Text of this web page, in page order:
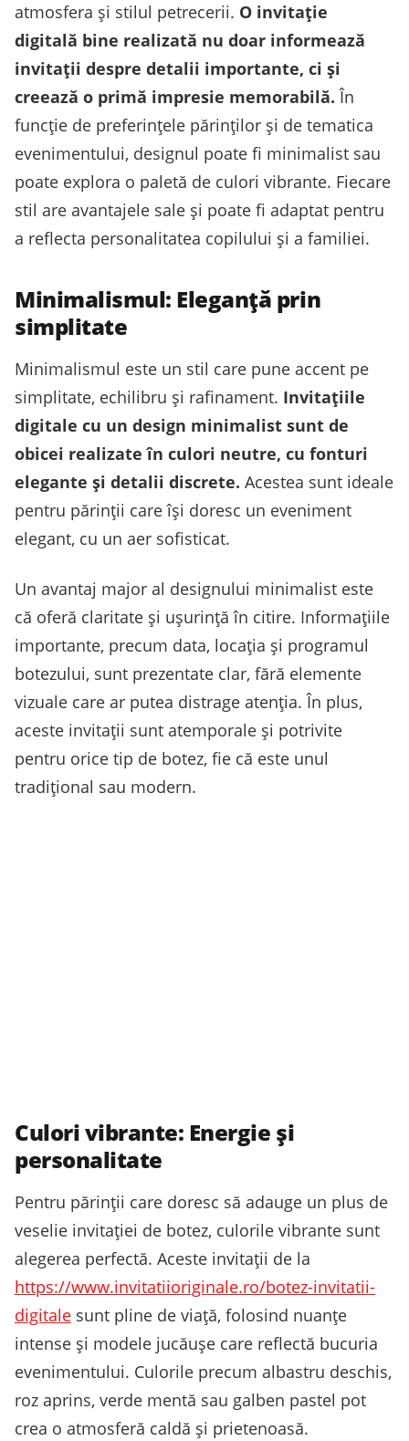
atmosfera și stilul petrecerii. O invitație
digitală bine realizată nu doar informează
invitații despre detalii importante, ci și
creează o primă impresie memorabilă. În
funcție de preferințele părinților și de tematica
evenimentului, designul poate fi minimalist sau
poate explora o paletă de culori vibrante. Fiecare
stil are avantajele sale și poate fi adaptat pentru
a reflecta personalitatea copilului și a familiei.
Minimalismul: Eleganță prin
simplitate
Minimalismul este un stil care pune accent pe
simplitate, echilibru și rafinament. Invitațiile
digitale cu un design minimalist sunt de
obicei realizate în culori neutre, cu fonturi
elegante și detalii discrete. Acestea sunt ideale
pentru părinții care își doresc un eveniment
elegant, cu un aer sofisticat.
Un avantaj major al designului minimalist este
că oferă claritate și ușurință în citire. Informațiile
importante, precum data, locația și programul
botezului, sunt prezentate clar, fără elemente
vizuale care ar putea distrage atenția. În plus,
aceste invitații sunt atemporale și potrivite
pentru orice tip de botez, fie că este unul
tradițional sau modern.
Culori vibrante: Energie și
personalitate
Pentru părinții care doresc să adauge un plus de
veselie invitației de botez, culorile vibrante sunt
alegerea perfectă. Aceste invitații de la
https://www.invitatiioriginale.ro/botez-invitatii-
digitale sunt pline de viață, folosind nuanțe
intense și modele jucăușe care reflectă bucuria
evenimentului. Culorile precum albastru deschis,
roz aprins, verde mentă sau galben pastel pot
crea o atmosferă caldă și prietenoasă.